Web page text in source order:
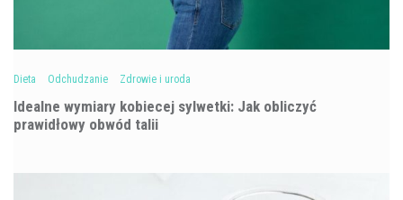
Dieta Odchudzanie Zdrowie i uroda
Idealne wymiary kobiecej sylwetki: Jak obliczyć
prawidłowy obwód talii